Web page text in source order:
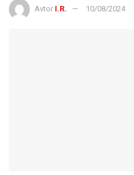
Avtor I.R. 10/08/2024